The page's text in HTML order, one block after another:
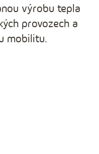
výrobu tepla
provozech a
mobilitu.